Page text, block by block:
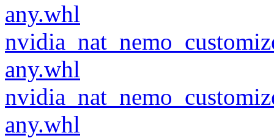
any.whl
any.whl
any.whl